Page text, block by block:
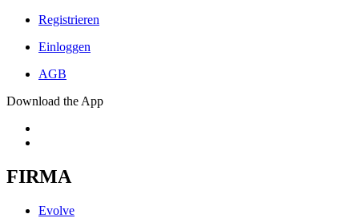
Registrieren
Einloggen
AGB
Download the App
FIRMA
Evolve